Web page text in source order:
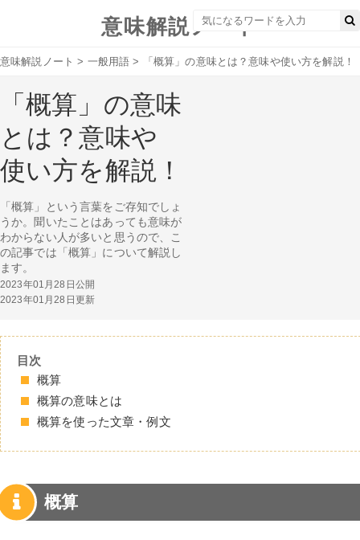
意味解説ノート
意味解説ノート > 一般用語 > 「概算」の意味とは？意味や使い方を解説！
「概算」の意味
とは？意味や
使い方を解説！
「概算」という言葉をご存知でしょ
うか。聞いたことはあっても意味が
わからない人が多いと思うので、こ
の記事では「概算」について解説し
ます。
2023年01月28日公開
2023年01月28日更新
目次
概算
概算の意味とは
概算を使った文章・例文
概算